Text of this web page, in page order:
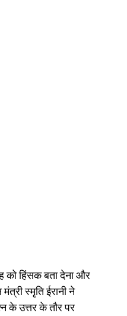
को हिंसक बता देना और
स्मृति ईरानी ने
के उत्तर के तौर पर